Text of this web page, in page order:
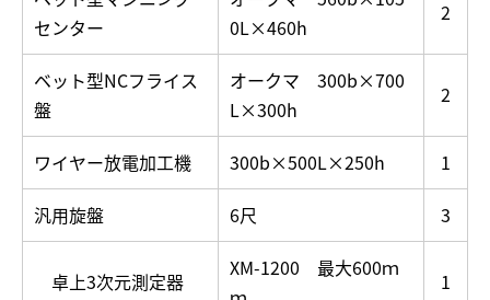
センター
0L×460h
2
ベット型NCフライス
盤
オークマ 300b×700
L×300h
2
ワイヤー放電加工機 300b×500L×250h
1
汎用旋盤
6尺 3
卓上3次元測定器
XM-1200 最大600ｍ
1